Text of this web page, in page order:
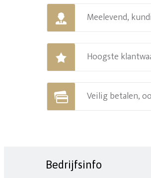
Meelevend,
Hoogste
Veilig betalen,
Bedrijfsinfo